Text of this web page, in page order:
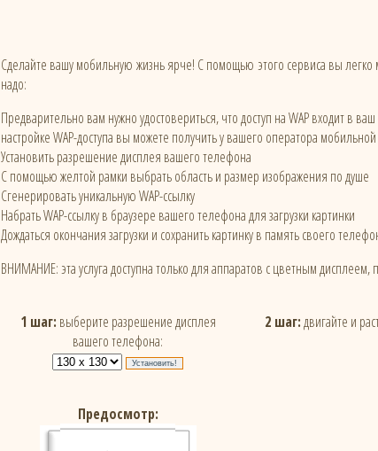
Сделайте вашу мобильную жизнь ярче! С помощью этого сервиса вы
надо:
Предварительно вам нужно удостовериться, что доступ на WAP входит в
настройке WAP-доступа вы можете получить у вашего оператора
Установить разрешение дисплея вашего телефона
С помощью желтой рамки выбрать область и размер изображения по душе
Сгенерировать уникальную WAP-ссылку
Набрать WAP-ссылку в браузере вашего телефона для загрузки картинки
Дождаться окончания загрузки и сохранить картинку в память своего
ВНИМАНИЕ: эта услуга доступна только для аппаратов с цветным
1 шаг: выберите разрешение дисплея
вашего телефона:
Предосмотр:
2 шаг:двигайте и